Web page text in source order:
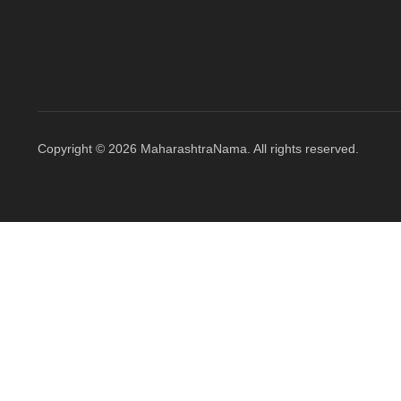
Copyright © 2026 MaharashtraNama. All rights reserved.